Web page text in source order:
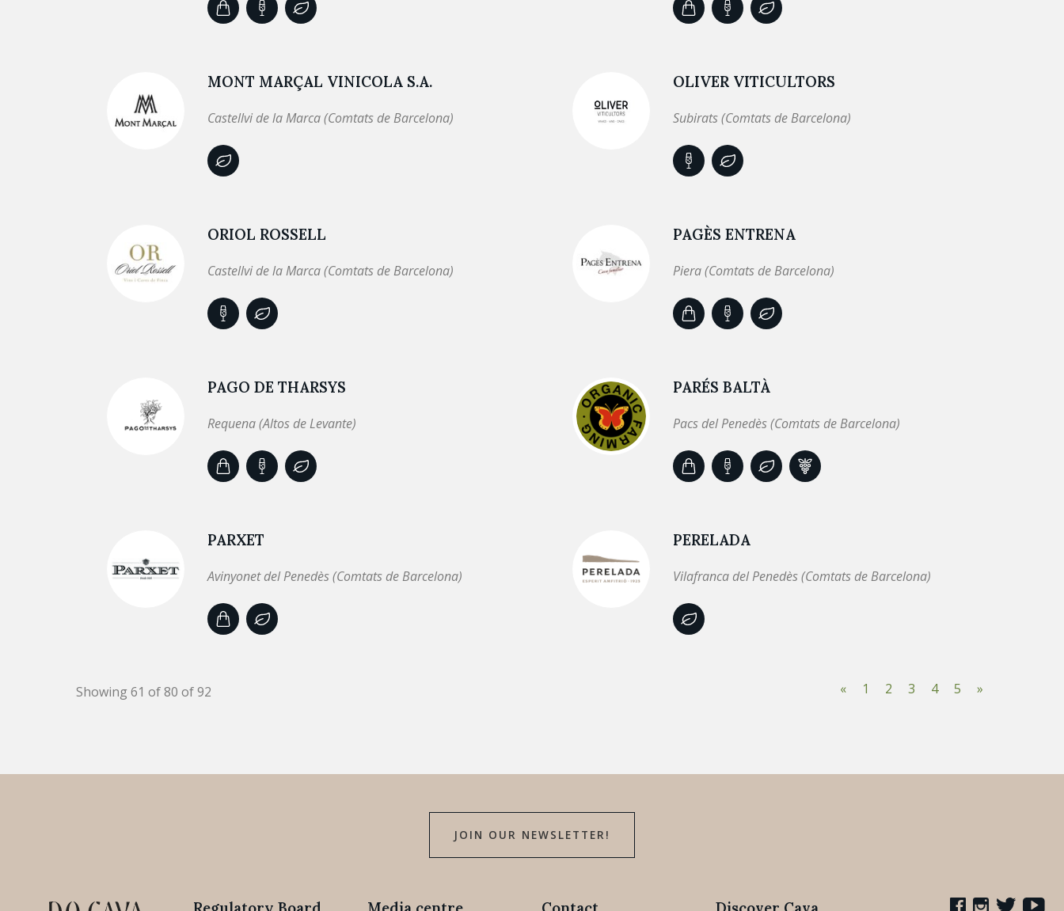
MONT MARÇAL VINICOLA S.A.
Castellvi de la Marca (Comtats de Barcelona)
OLIVER VITICULTORS
Subirats (Comtats de Barcelona)
ORIOL ROSSELL
Castellvi de la Marca (Comtats de Barcelona)
PAGÈS ENTRENA
Piera (Comtats de Barcelona)
PAGO DE THARSYS
Requena (Altos de Levante)
PARÉS BALTÀ
Pacs del Penedès (Comtats de Barcelona)
PARXET
Avinyonet del Penedès (Comtats de Barcelona)
PERELADA
Vilafranca del Penedès (Comtats de Barcelona)
Showing 61 of 80 of 92 « 1 2 3 4 5 »
JOIN OUR NEWSLETTER!